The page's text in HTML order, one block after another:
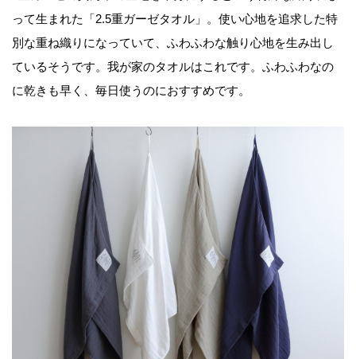
って生まれた「2.5重ガーゼタオル」。使い心地を追求した特
別な重ね織りになっていて、ふわふわな触り心地を生み出し
ているそうです。我が家のタオルはこれです。ふわふわなの
に乾きも早く、毎日使うのにおすすめです。